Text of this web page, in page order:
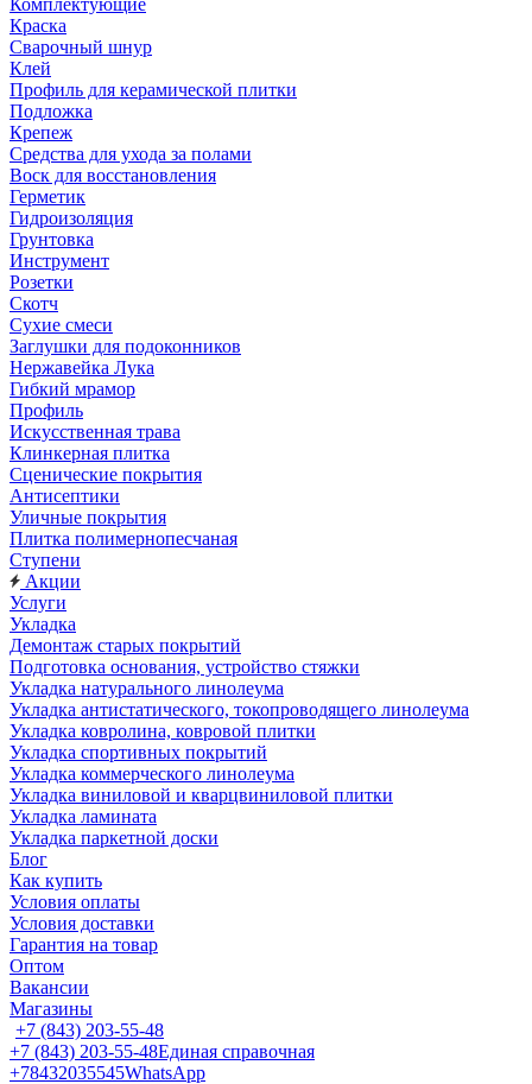
Комплектующие
Краска
Сварочный шнур
Клей
Профиль для керамической плитки
Подложка
Крепеж
Средства для ухода за полами
Воск для восстановления
Герметик
Гидроизоляция
Грунтовка
Инструмент
Розетки
Скотч
Сухие смеси
Заглушки для подоконников
Нержавейка Лука
Гибкий мрамор
Профиль
Искусственная трава
Клинкерная плитка
Сценические покрытия
Антисептики
Уличные покрытия
Плитка полимернопесчаная
Ступени
Акции
Услуги
Укладка
Демонтаж старых покрытий
Подготовка основания, устройство стяжки
Укладка натурального линолеума
Укладка антистатического, токопроводящего линолеума
Укладка ковролина, ковровой плитки
Укладка спортивных покрытий
Укладка коммерческого линолеума
Укладка виниловой и кварцвиниловой плитки
Укладка ламината
Укладка паркетной доски
Блог
Как купить
Условия оплаты
Условия доставки
Гарантия на товар
Оптом
Вакансии
Магазины
+7 (843) 203-55-48
+7 (843) 203-55-48Единая справочная
+78432035545WhatsApp